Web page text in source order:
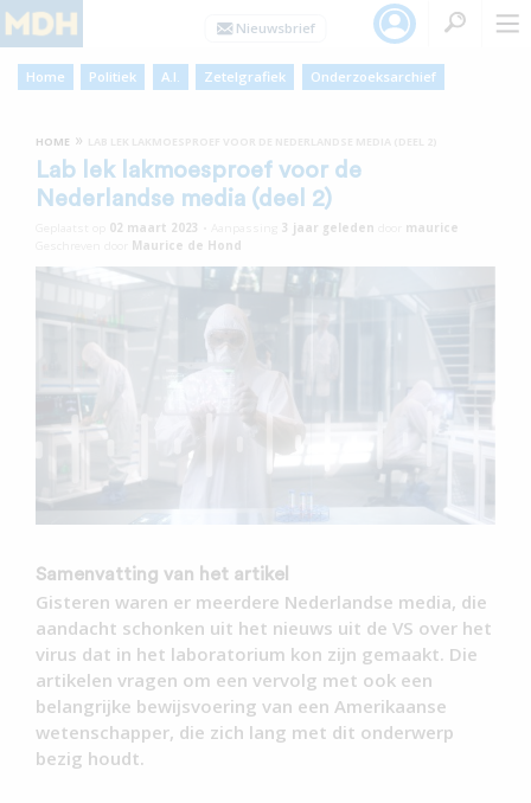
Home Politiek A.I. Zetelgrafiek Onderzoeksarchief
HOME »
Lab lek lakmoesproef voor de
Nederlandse media (deel 2)
02 maart 2023 3 jaar geleden
maurice
Maurice de Hond
Samenvatting van het artikel
Gisteren waren er meerdere Nederlandse media, die
aandacht schonken uit het nieuws uit de VS over het
virus dat in het laboratorium kon zijn gemaakt. Die
artikelen vragen om een vervolg met ook een
belangrijke bewijsvoering van een Amerikaanse
wetenschapper, die zich lang met dit onderwerp
bezig houdt.